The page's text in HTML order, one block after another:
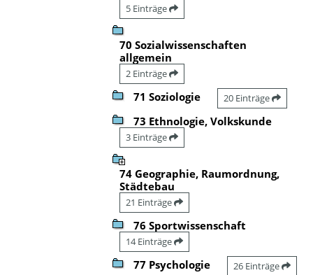
5 Einträge
70 Sozialwissenschaften
allgemein
2 Einträge
71 Soziologie 20 Einträge
73 Ethnologie, Volkskunde
3 Einträge
74 Geographie, Raumordnung,
Städtebau
21 Einträge
76 Sportwissenschaft
14 Einträge
77 Psychologie 26 Einträge